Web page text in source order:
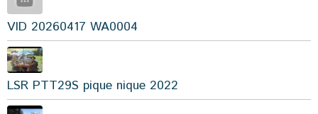
VID 20260417 WA0004
LSR PTT29S pique nique 2022